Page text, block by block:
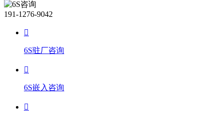
191-1276-9042
6S驻厂咨询
6S嵌入咨询